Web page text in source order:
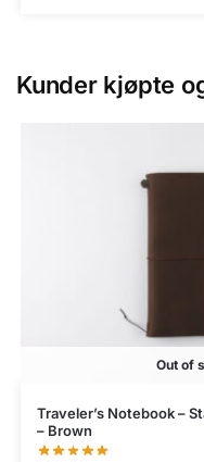
Kunder kjøpte
Out of
Traveler’s Notebook –
– Brown